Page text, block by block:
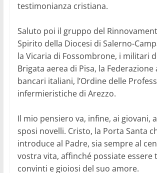
testimonianza cristiana.
Saluto poi il gruppo del
Spirito della Diocesi di Salerno-
la Vicaria di Fossombrone, i militari
Brigata aerea di Pisa, la
bancari italiani, l’Ordine delle
infermieristiche di Arezzo.
Il mio pensiero va, infine, ai giovani,
sposi novelli. Cristo, la Porta Santa
introduce al Padre, sia sempre al
vostra vita, affinché possiate essere
convinti e gioiosi del suo amore.